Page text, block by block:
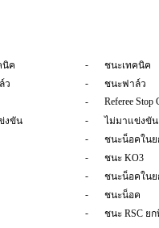
นิค -
ชนะเทคนิค
ว -
ชนะฟาล์ว
-
Referee Stop
งขัน -
ไม่มาแข่งขัน
-
ชนะน็อคในย
-
ชนะ KO3
-
ชนะน็อคในย
-
ชนะน็อค
-
ชนะ RSC ยก